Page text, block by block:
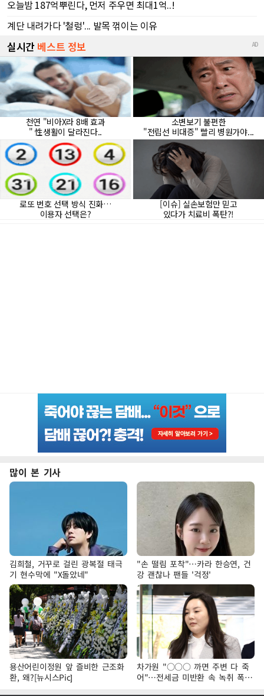
많이 본 기사
김희철, 거꾸로 걸린 광복절 태극
기 현수막에 "X돌았네"
"손 떨림 포착"…카라 한승연, 건
강 괜찮나 팬들 '걱정'
용산어린이정원 앞 즐비한 근조화
환, 왜?[뉴시스Pic]
차가원 "○○○ 까면 주변 다 죽
어"…전세금 미반환 속 녹취 폭로
파장